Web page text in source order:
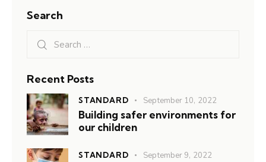
Search
Recent Posts
STANDARD September 10, 2022
Building safer environments for
our children
STANDARD September 9, 2022